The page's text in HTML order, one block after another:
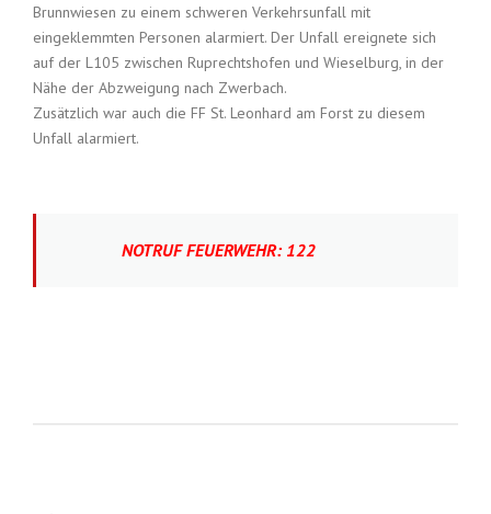
Brunnwiesen zu einem schweren Verkehrsunfall mit
eingeklemmten Personen alarmiert. Der Unfall ereignete sich
auf der L105 zwischen Ruprechtshofen und Wieselburg, in der
Nähe der Abzweigung nach Zwerbach.
Zusätzlich war auch die FF St. Leonhard am Forst zu diesem
Unfall alarmiert.
NOTRUF FEUERWEHR: 122